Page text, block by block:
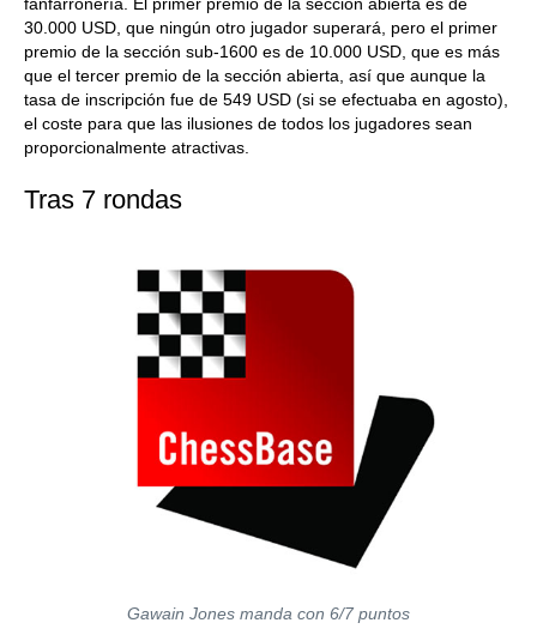
fanfarronería. El primer premio de la sección abierta es de
30.000 USD, que ningún otro jugador superará, pero el primer
premio de la sección sub-1600 es de 10.000 USD, que es más
que el tercer premio de la sección abierta, así que aunque la
tasa de inscripción fue de 549 USD (si se efectuaba en agosto),
el coste para que las ilusiones de todos los jugadores sean
proporcionalmente atractivas.
Tras 7 rondas
Gawain Jones manda con 6/7 puntos